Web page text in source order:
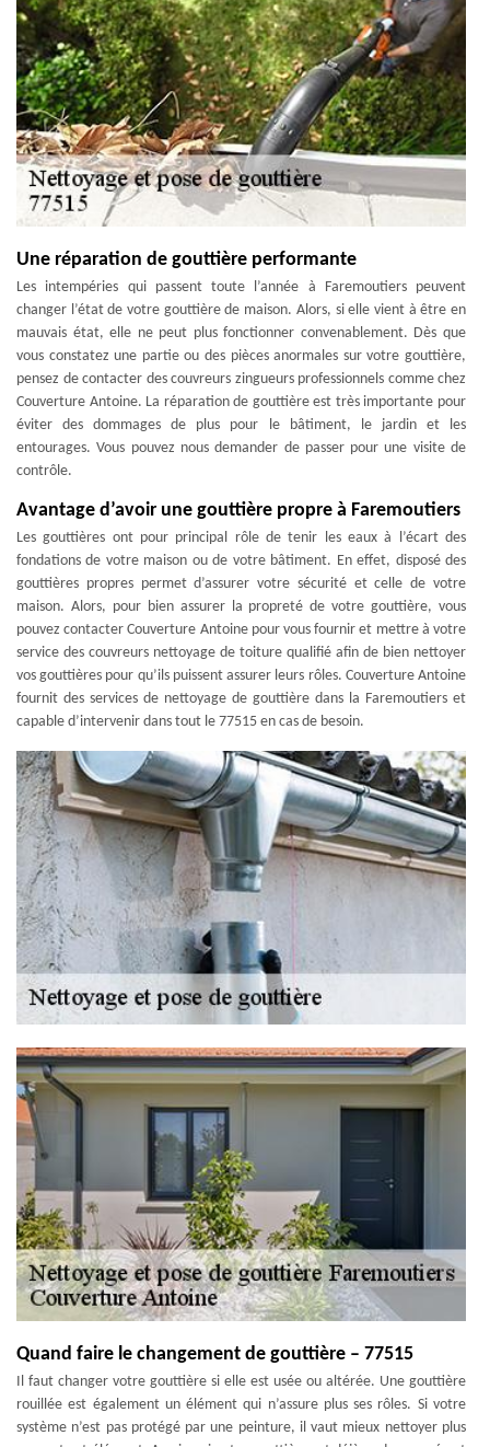
Une réparation de gouttière performante
Les intempéries qui passent toute l’année à Faremoutiers peuvent
changer l’état de votre gouttière de maison. Alors, si elle vient à être en
mauvais état, elle ne peut plus fonctionner convenablement. Dès que
vous constatez une partie ou des pièces anormales sur votre gouttière,
pensez de contacter des couvreurs zingueurs professionnels comme chez
Couverture Antoine. La réparation de gouttière est très importante pour
éviter des dommages de plus pour le bâtiment, le jardin et les
entourages. Vous pouvez nous demander de passer pour une visite de
contrôle.
Avantage d’avoir une gouttière propre à Faremoutiers
Les gouttières ont pour principal rôle de tenir les eaux à l’écart des
fondations de votre maison ou de votre bâtiment. En effet, disposé des
gouttières propres permet d’assurer votre sécurité et celle de votre
maison. Alors, pour bien assurer la propreté de votre gouttière, vous
pouvez contacter Couverture Antoine pour vous fournir et mettre à votre
service des couvreurs nettoyage de toiture qualifié afin de bien nettoyer
vos gouttières pour qu’ils puissent assurer leurs rôles. Couverture Antoine
fournit des services de nettoyage de gouttière dans la Faremoutiers et
capable d’intervenir dans tout le 77515 en cas de besoin.
Quand faire le changement de gouttière – 77515
Il faut changer votre gouttière si elle est usée ou altérée. Une gouttière
rouillée est également un élément qui n’assure plus ses rôles. Si votre
système n’est pas protégé par une peinture, il vaut mieux nettoyer plus